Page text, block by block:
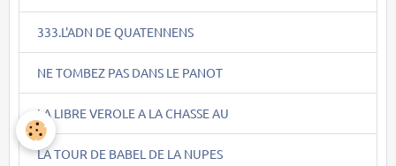
333.L'ADN DE QUATENNENS
NE TOMBEZ PAS DANS LE PANOT
LA LIBRE VEROLE A LA CHASSE AU
LA TOUR DE BABEL DE LA NUPES